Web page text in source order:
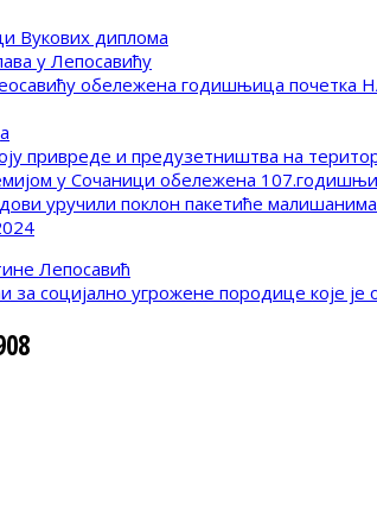
Вукових диплома
у Лепосавићу
обележена годишњица почетка
привреде и предузетништва на
у Сочаници обележена
уручили поклон пакетиће
за социјално угрожене породице које